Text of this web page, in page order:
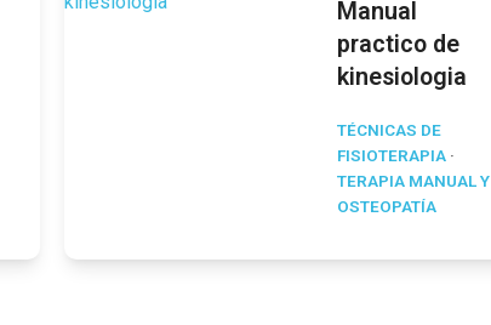
Manual
practico de
kinesiologia
TÉCNICAS DE
FISIOTERAPIA·
TERAPIA MANUAL Y
OSTEOPATÍA